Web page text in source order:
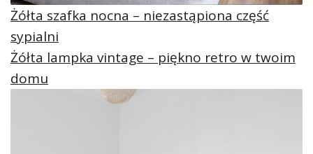
Żółta szafka nocna – niezastąpiona część
sypialni
Żółta lampka vintage – piękno retro w twoim
domu